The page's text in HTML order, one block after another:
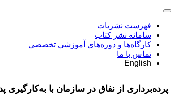
فهرست نشریات
سامانه نشر کتاب
کارگاه‌ها و دوره‌های آموزشی تخصصی
تماس با ما
English
پرده‌برداری از نفاق در سازمان با به‌کارگیری